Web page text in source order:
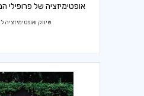
אופטימיזציה של
שיווק ואופטימיזציה